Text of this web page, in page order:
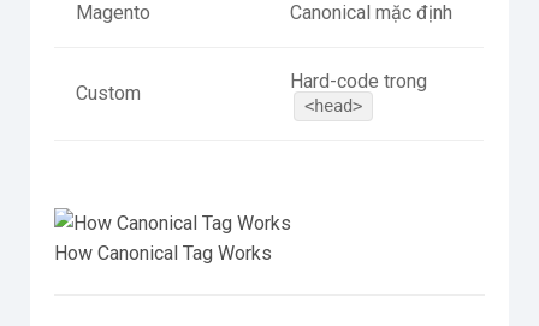
Magento Canonical mặc định
Custom
Hard-code trong
<head>
How Canonical Tag Works